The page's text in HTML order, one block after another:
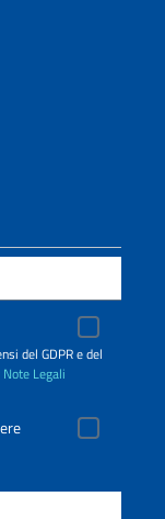
del GDPR e del
Note Legali